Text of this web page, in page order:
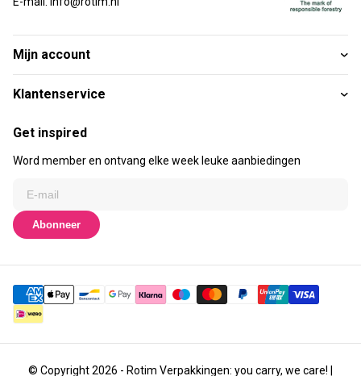
Mijn account
Klantenservice
Get inspired
Word member en ontvang elke week leuke aanbiedingen
Abonneer
© Copyright 2026 - Rotim Verpakkingen: you carry, we care! |